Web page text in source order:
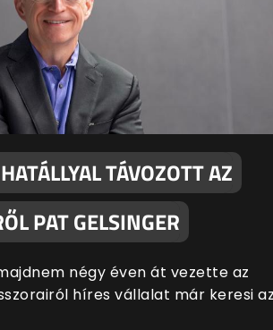
TÁVOZOTT AZ
PAT GELSINGER
négy éven át vezette az
híres vállalat már keresi